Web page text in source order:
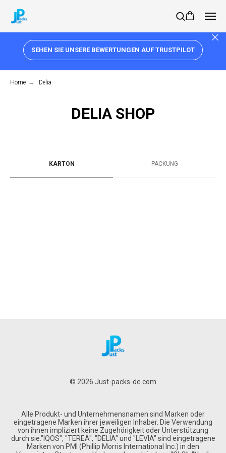
SEHEN SIE UNSERE BEWERTUNGEN AUF TRUSTPILOT
Home → Delia
DELIA SHOP
KARTON PACKUNG
© 2026 Just-packs-de.com
Alle Produkt- und Unternehmensnamen sind Marken oder
eingetragene Marken ihrer jeweiligen Inhaber. Die Verwendung
von ihnen impliziert keine Zugehörigkeit oder Unterstützung
durch sie."IQOS", "TEREA", "DELIA" und "LEVIA" sind eingetragene
Marken von PMI (Phillip Morris International Inc.) in den